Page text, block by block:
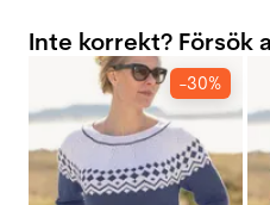
Inte korrekt? Försök
-30%